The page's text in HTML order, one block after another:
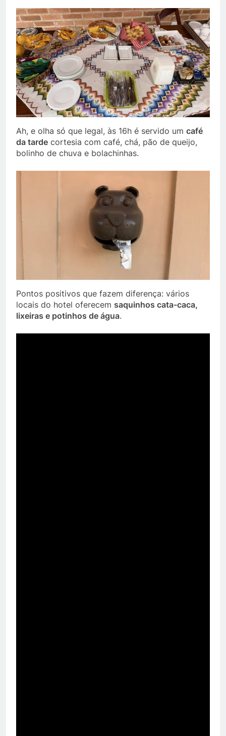
Ah, e olha só que legal, às 16h é servido um café
da tarde cortesia com café, chá, pão de queijo,
bolinho de chuva e bolachinhas.
Pontos positivos que fazem diferença: vários
locais do hotel oferecem saquinhos cata-caca,
lixeiras e potinhos de água.